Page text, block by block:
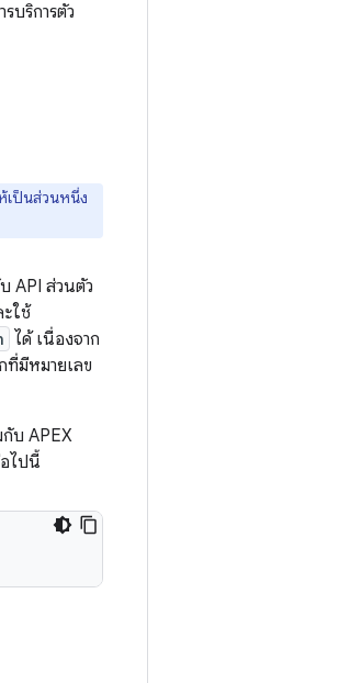
บริการตัว
เป็นส่วนหนึ่ง
API ส่วนตัว
ใช้
ได้ เนื่องจาก
ที่มีหมายเลข
บ APEX
ไปนี้